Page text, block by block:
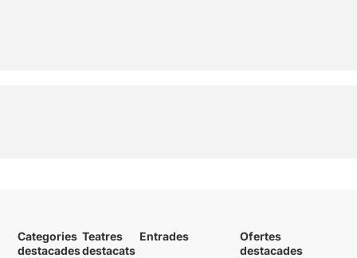
Categories
destacades
Teatres
destacats
Entrades
Ofertes
destacades